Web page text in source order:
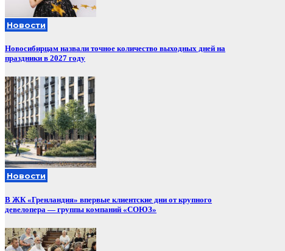
Новости
Новосибирцам назвали точное количество выходных дней на
праздники в 2027 году
Новости
В ЖК «Гренландия» впервые клиентские дни от крупного
девелопера — группы компаний «СОЮЗ»